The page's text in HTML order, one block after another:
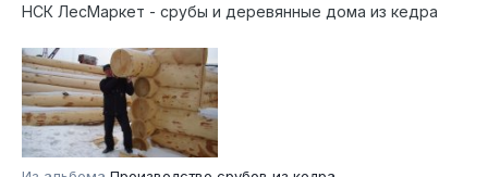
НСК ЛесМаркет - срубы и деревянные дома из кедра